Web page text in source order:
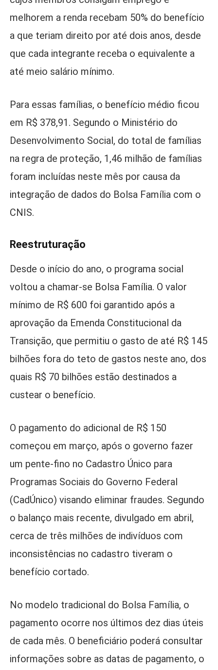
melhorem a renda recebam 50% do benefício
a que teriam direito por até dois anos, desde
que cada integrante receba o equivalente a
até meio salário mínimo.
Para essas famílias, o benefício médio ficou
em R$ 378,91. Segundo o Ministério do
Desenvolvimento Social, do total de famílias
na regra de proteção, 1,46 milhão de famílias
foram incluídas neste mês por causa da
integração de dados do Bolsa Família com o
CNIS.
Reestruturação
Desde o início do ano, o programa social
voltou a chamar-se Bolsa Família. O valor
mínimo de R$ 600 foi garantido após a
aprovação da Emenda Constitucional da
Transição, que permitiu o gasto de até R$ 145
bilhões fora do teto de gastos neste ano, dos
quais R$ 70 bilhões estão destinados a
custear o benefício.
O pagamento do adicional de R$ 150
começou em março, após o governo fazer
um pente-fino no Cadastro Único para
Programas Sociais do Governo Federal
(CadÚnico) visando eliminar fraudes. Segundo
o balanço mais recente, divulgado em abril,
cerca de três milhões de indivíduos com
inconsistências no cadastro tiveram o
benefício cortado.
No modelo tradicional do Bolsa Família, o
pagamento ocorre nos últimos dez dias úteis
de cada mês. O beneficiário poderá consultar
informações sobre as datas de pagamento, o